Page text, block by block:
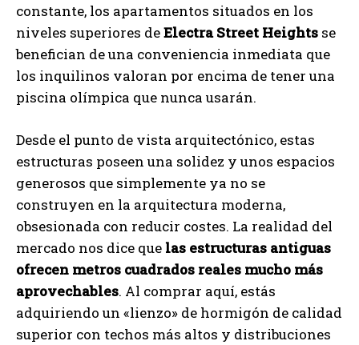
constante, los apartamentos situados en los
niveles superiores deElectra Street Heights se
benefician de una conveniencia inmediata que
los inquilinos valoran por encima de tener una
piscina olímpica que nunca usarán.
Desde el punto de vista arquitectónico, estas
estructuras poseen una solidez y unos espacios
generosos que simplemente ya no se
construyen en la arquitectura moderna,
obsesionada con reducir costes. La realidad del
mercado nos dice que las estructuras antiguas
ofrecen metros cuadrados reales mucho más
aprovechables. Al comprar aquí, estás
adquiriendo un «lienzo» de hormigón de calidad
superior con techos más altos y distribuciones